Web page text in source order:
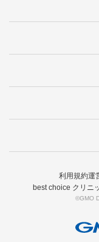
利用規約運
best choice クリニ
©GMO